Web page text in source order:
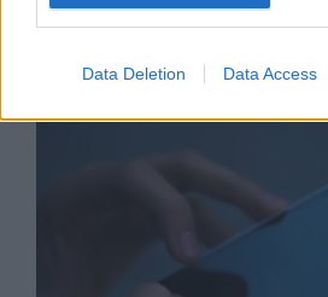
Data Deletion Data Access
Астронавти на NASA
открития космос